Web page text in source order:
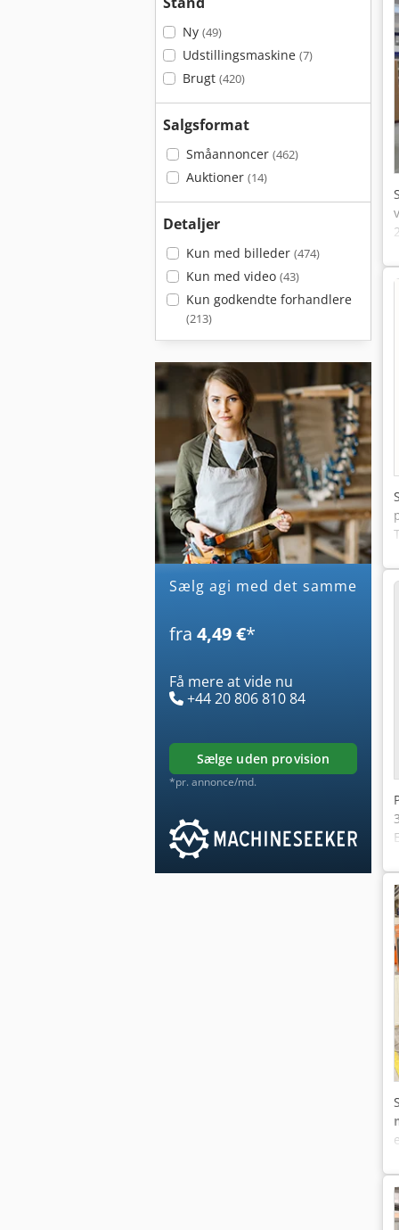
Ny (49)
Udstillingsmaskine (7)
Brugt (420)
Salgsformat
Småannoncer (462)
Auktioner (14)
Detaljer
Kun med billeder (474)
Kun med video (43)
Kun godkendte forhandlere
(213)
Sælg agi med det samme
fra 4,49 €*
Få mere at vide nu
+44 20 806 810 84
sælge uden provision
*pr. annonce/md.